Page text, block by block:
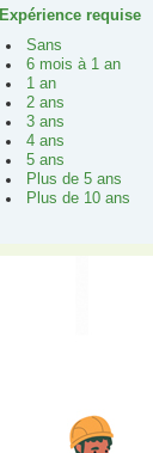
Expérience requise
Sans
6 mois à 1 an
1 an
2 ans
3 ans
4 ans
5 ans
Plus de 5 ans
Plus de 10 ans